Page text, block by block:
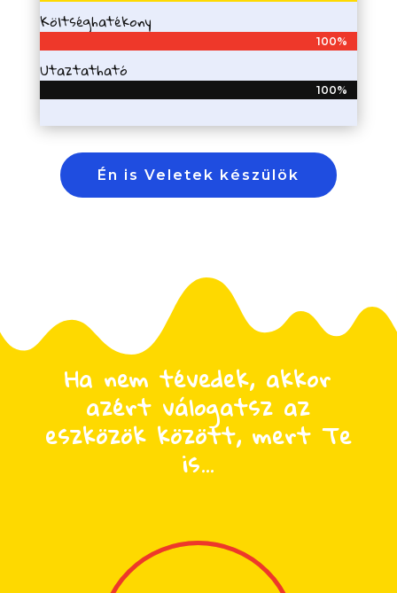
Költséghatékony
100%
100%
Utaztatható
100%
100%
Én is Veletek készülök
Ha nem tévedek, akkor
azért válogatsz az
eszközök között, mert Te
is…